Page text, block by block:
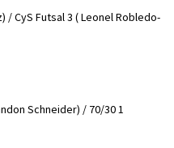
/ CyS Futsal 3 ( Leonel Robledo-
Schneider) / 70/30 1